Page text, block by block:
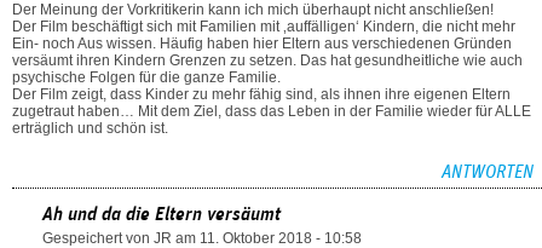
Der Meinung der Vorkritikerin kann ich mich überhaupt nicht anschließen!
Der Film beschäftigt sich mit Familien mit ‚auffälligen‘ Kindern, die nicht mehr
Ein- noch Aus wissen. Häufig haben hier Eltern aus verschiedenen Gründen
versäumt ihren Kindern Grenzen zu setzen. Das hat gesundheitliche wie auch
psychische Folgen für die ganze Familie.
Der Film zeigt, dass Kinder zu mehr fähig sind, als ihnen ihre eigenen Eltern
zugetraut haben… Mit dem Ziel, dass das Leben in der Familie wieder für ALLE
erträglich und schön ist.
ANTWORTEN
Ah und da die Eltern versäumt
Gespeichert von JR am 11. Oktober 2018 - 10:58